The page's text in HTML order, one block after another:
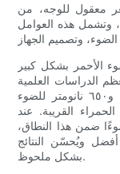
معقول للوجه، من
وتشمل هذه العوامل
الأحمر بشكل كبير
الدراسات العلمية
نتائج مثالية مع أطوال موجية تتراوح بين ٦٠٠ و٦٥٠ نانومتر للضوء
تحت الحمراء القريبة. عند
ضمن هذا النطاق،
ويُحسّن النتائج
بشكل ملحوظ.